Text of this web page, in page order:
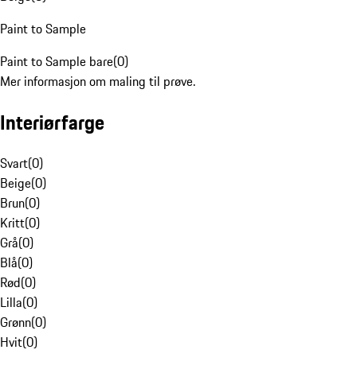
Paint to Sample
Paint to Sample bare(0)
Mer informasjon om maling til prøve.
Interiørfarge
Svart(0)
Beige(0)
Brun(0)
Kritt(0)
Grå(0)
Blå(0)
Rød(0)
Lilla(0)
Grønn(0)
Hvit(0)